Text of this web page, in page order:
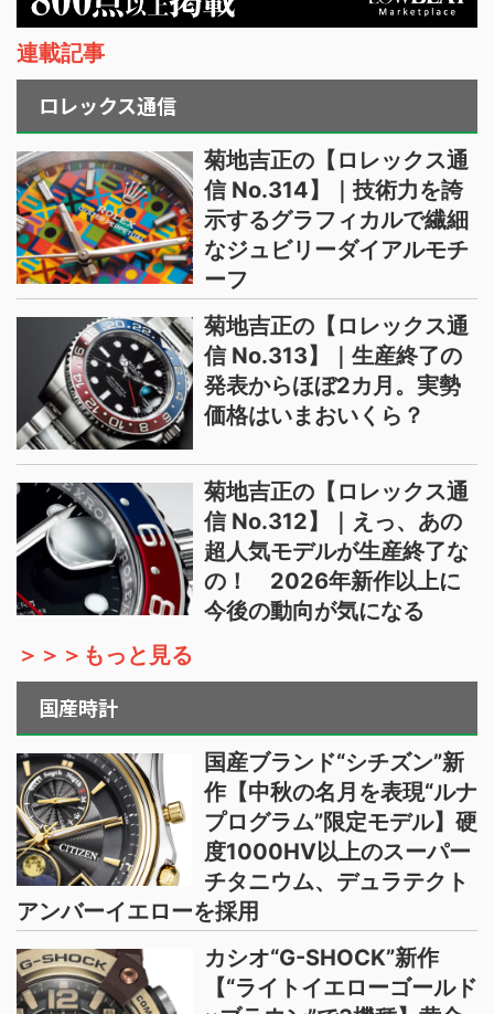
連載記事
ロレックス通信
菊地吉正の【ロレックス通
信 No.314】｜技術力を誇
示するグラフィカルで繊細
なジュビリーダイアルモチ
ーフ
菊地吉正の【ロレックス通
信 No.313】｜生産終了の
発表からほぼ2カ月。実勢
価格はいまおいくら？
菊地吉正の【ロレックス通
信 No.312】｜えっ、あの
超人気モデルが生産終了な
の！ 2026年新作以上に
今後の動向が気になる
＞＞＞もっと見る
国産時計
国産ブランド“シチズン”新
作【中秋の名月を表現“ルナ
プログラム”限定モデル】硬
度1000HV以上のスーパー
チタニウム、デュラテクト
アンバーイエローを採用
カシオ“G-SHOCK”新作
【“ライトイエローゴールド